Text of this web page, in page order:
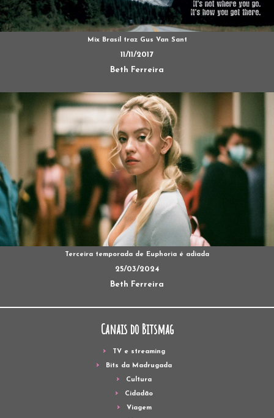
Mix Brasil traz Gus Van Sant
11/11/2017
Beth Ferreira
Terceira temporada de Euphoria é adiada
25/03/2024
Beth Ferreira
Canais do Bitsmag
TV e streaming
Bits da Madrugada
Cultura
Cidadão
Viagem